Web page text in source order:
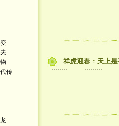
传
祥虎迎春：天上